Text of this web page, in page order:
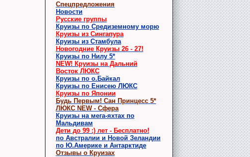
Спецпредложения
Новости
Русские группы
Круизы по Средиземному морю
Круизы из Сингапура
Круизы из Стамбула
Новогодние Круизы 26 - 27!
Круизы по Нилу 5*
NEW! Круизы на Дальний
Восток ЛЮКС
Круизы по о.Байкал
Круизы по Енисею ЛЮКС
Круизы по Японии
Будь Первым! Сан Принцесс 5*
ЛЮКС NEW - Сфера
Круизы на мега-яхтах по
Мальдивам
Дети до 99 :) лет - Бесплатно!
по Австралии и Новой Зеландии
по Ю.Америке и Антарктиде
Отзывы о Круизах